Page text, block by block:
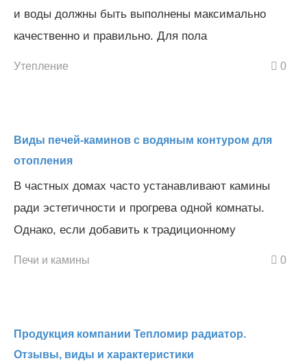
и воды должны быть выполнены максимально
качественно и правильно. Для пола
Утепление 0
Виды печей-каминов с водяным контуром для
отопления
В частных домах часто устанавливают камины
ради эстетичности и прогрева одной комнаты.
Однако, если добавить к традиционному
Печи и камины 0
Продукция компании Тепломир радиатор.
Отзывы, виды и характеристики